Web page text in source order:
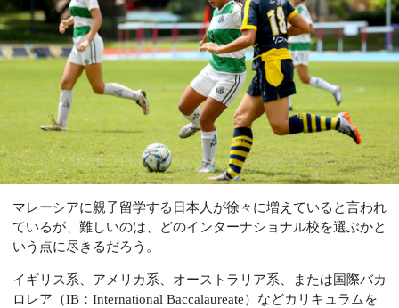
マレーシアに親子留学する日本人が徐々に増えていると言われ
ているが、難しいのは、どのインターナショナル校を選ぶかと
いう点に尽きるだろう。
イギリス系、アメリカ系、オーストラリア系、または国際バカ
ロレア（IB：International Baccalaureate）などカリキュラムを